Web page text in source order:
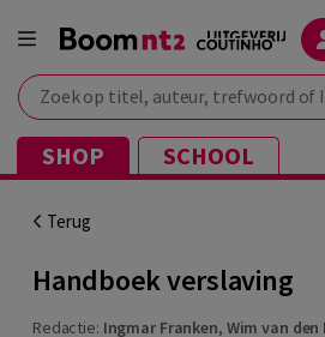
Zoek op titel, auteur, trefwoord of ISBN
SHOP SCHOOL
Terug
Handboek verslaving
Redactie: Ingmar Franken, Wim van den